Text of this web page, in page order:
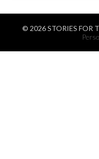
© 2026 STORIES FOR